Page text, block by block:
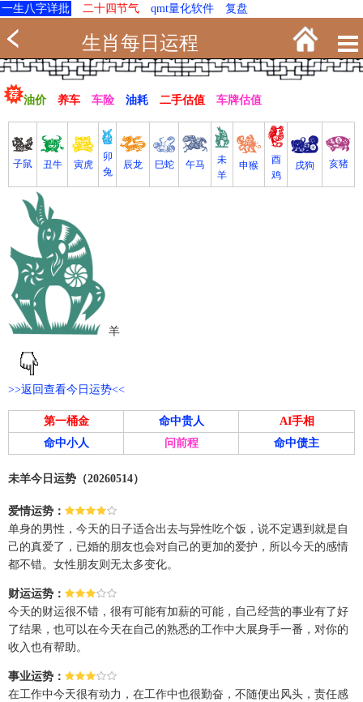
一生八字详批 二十四节气 qmt量化软件 复盘
生肖每日运程
油价 养车 车险 油耗 二手估值 车牌估值
子鼠 丑牛 寅虎
卯
兔
辰龙 巳蛇 午马
未
羊
申猴
酉
鸡
戌狗 亥猪
羊
>>返回查看今日运势<<
第一桶金 命中贵人
AI手相
命中小人
问前程 命中债主
未羊今日运势（20260514）
爱情运势：
单身的男性，今天的日子适合出去与异性吃个饭，说不定遇到就是自
己的真爱了，已婚的朋友也会对自己的更加的爱护，所以今天的感情
都不错。女性朋友则无太多变化。
财运运势：
今天的财运很不错，很有可能有加薪的可能，自己经营的事业有了好
了结果，也可以在今天在自己的熟悉的工作中大展身手一番，对你的
收入也有帮助。
事业运势：
在工作中今天很有动力，在工作中也很勤奋，不随便出风头，责任感